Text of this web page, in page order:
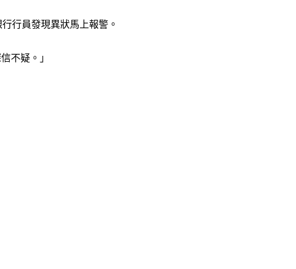
行員發現異狀馬上報警。
不疑。」